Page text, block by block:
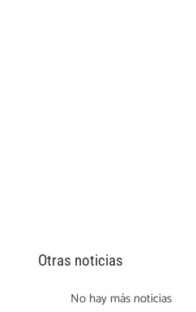
Otras noticias
No hay más noticias